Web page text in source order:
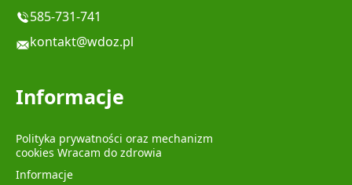
585-731-741
kontakt@wdoz.pl
Informacje
Polityka prywatności oraz mechanizm
cookies Wracam do zdrowia
Informacje